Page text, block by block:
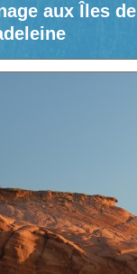
aux Îles de